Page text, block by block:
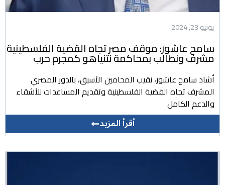
يونيو 23, 2024
سامح عاشور: موقف مصر تجاه القضية الفلسطينية
مشرف ونطالب بمحاكمة نتنياهو كمجرم حرب
أشاد سامح عاشور، نقيب المحامين الأسبق، بالدور المصري
المشرف تجاه القضية الفلسطينية وتقديم المساعدات للأشقاء
والدعم الكامل
أقرأ المزيد